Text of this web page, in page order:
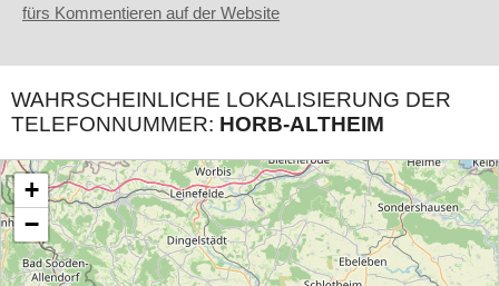
fürs Kommentieren auf der Website
WAHRSCHEINLICHE LOKALISIERUNG DER
TELEFONNUMMER: HORB-ALTHEIM